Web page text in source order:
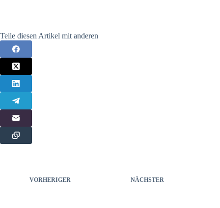
Teile diesen Artikel mit anderen
VORHERIGER NÄCHSTER